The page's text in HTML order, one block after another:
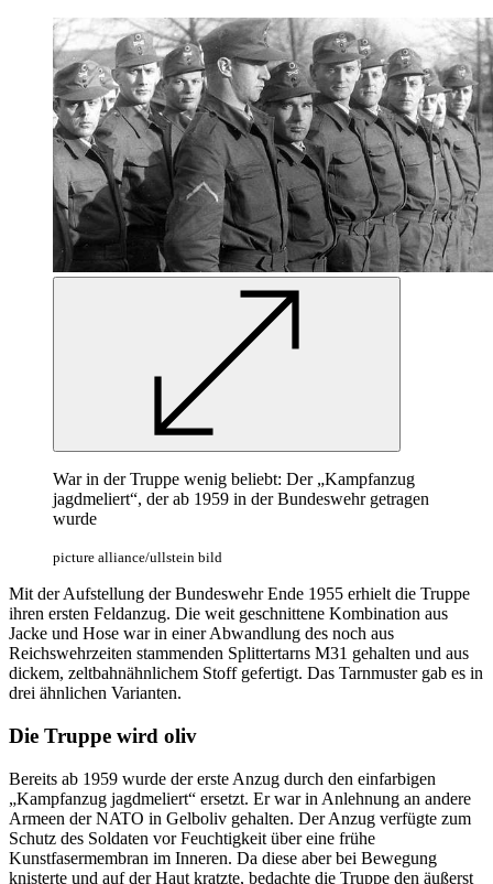
War in der Truppe wenig beliebt: Der „Kampfanzug
jagdmeliert“, der ab 1959 in der Bundeswehr getragen
wurde
picture alliance/ullstein bild
Mit der Aufstellung der Bundeswehr Ende 1955 erhielt die Truppe
ihren ersten Feldanzug. Die weit geschnittene Kombination aus
Jacke und Hose war in einer Abwandlung des noch aus
Reichswehrzeiten stammenden Splittertarns M31 gehalten und aus
dickem, zeltbahnähnlichem Stoff gefertigt. Das Tarnmuster gab es in
drei ähnlichen Varianten.
Die Truppe wird oliv
Bereits ab 1959 wurde der erste Anzug durch den einfarbigen
„Kampfanzug jagdmeliert“ ersetzt. Er war in Anlehnung an andere
Armeen der NATO in Gelboliv gehalten. Der Anzug verfügte zum
Schutz des Soldaten vor Feuchtigkeit über eine frühe
Kunstfasermembran im Inneren. Da diese aber bei Bewegung
knisterte und auf der Haut kratzte, bedachte die Truppe den äußerst